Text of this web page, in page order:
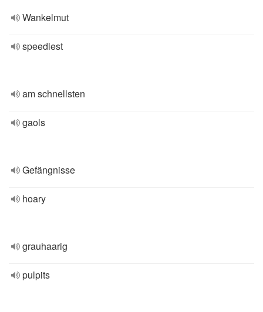
Wankelmut
speediest
am schnellsten
gaols
Gefängnisse
hoary
grauhaarig
pulpits